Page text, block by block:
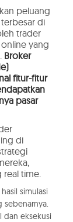
peluang
di
trader
yang
Broker
fitur-fitur
pasar
di
time.
simulasi
sebenarnya.
dan eksekusi